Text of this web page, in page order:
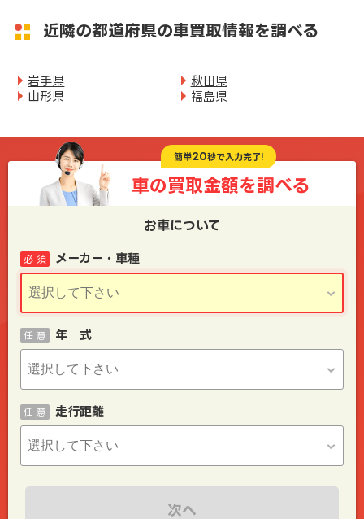
近隣の都道府県の車買取情報を調べる
岩手県
秋田県
山形県
福島県
簡単20秒で入力完了!
車の買取金額を調べる
お車について
メーカー・車種
必 須
年 式
任 意
走行距離
任 意
次へ